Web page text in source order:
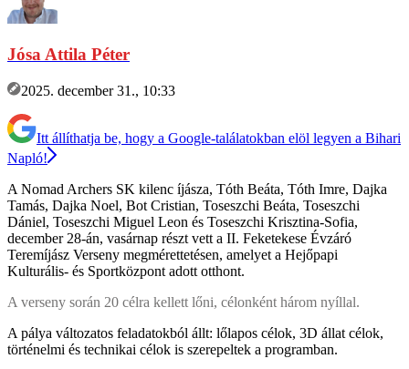
Jósa Attila Péter
2025. december 31., 10:33
Itt állíthatja be, hogy a Google-találatokban elöl legyen a Bihari
Napló!
A Nomad Archers SK kilenc íjásza, Tóth Beáta, Tóth Imre, Dajka
Tamás, Dajka Noel, Bot Cristian, Toseszchi Beáta, Toseszchi
Dániel, Toseszchi Miguel Leon és Toseszchi Krisztina-Sofia,
december 28-án, vasárnap részt vett a II. Feketekese Évzáró
Teremíjász Verseny megmérettetésen, amelyet a Hejőpapi
Kulturális- és Sportközpont adott otthont.
A verseny során 20 célra kellett lőni, célonként három nyíllal.
A pálya változatos feladatokból állt: lőlapos célok, 3D állat célok,
történelmi és technikai célok is szerepeltek a programban.